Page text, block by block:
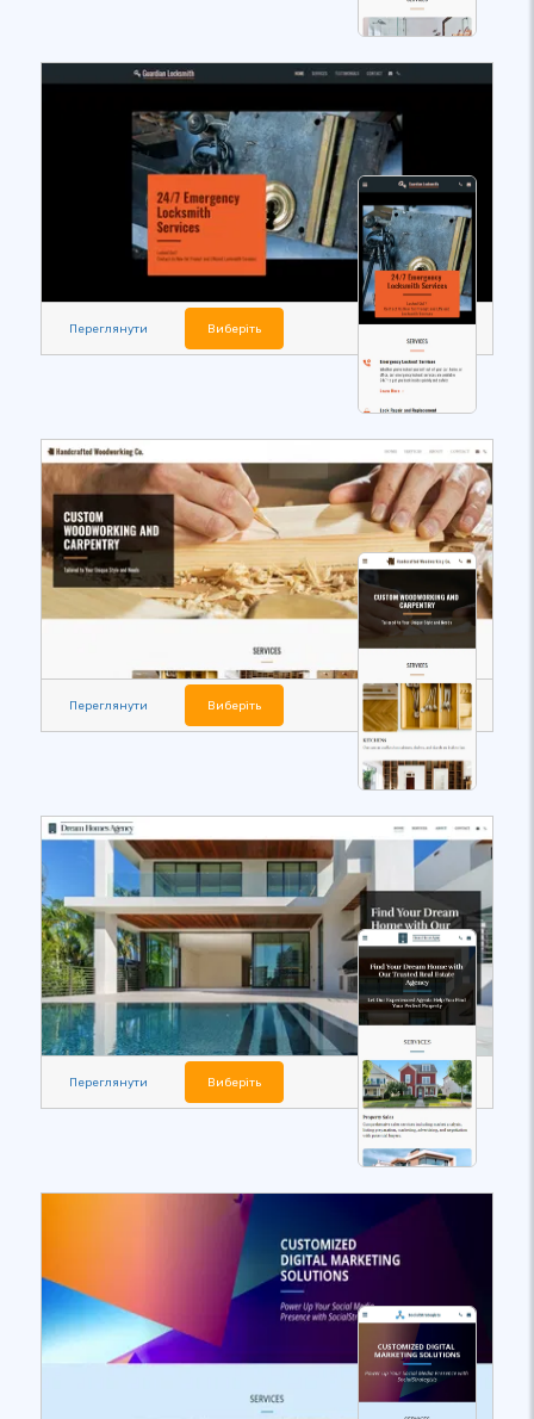
Переглянути Виберіть
Переглянути Виберіть
Переглянути Виберіть